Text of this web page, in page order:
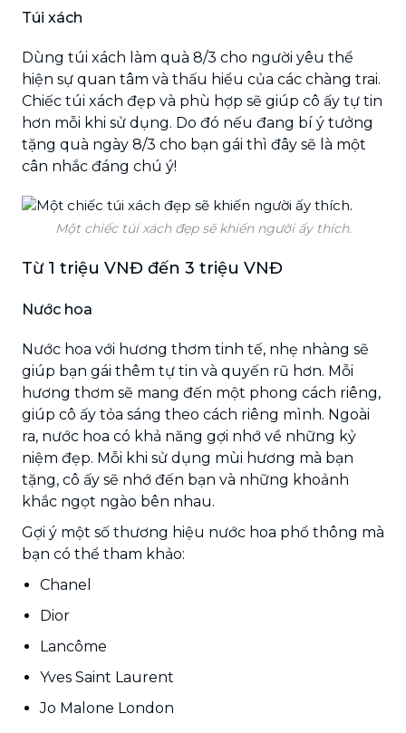
Túi xách
Dùng túi xách làm quà 8/3 cho người yêu thể
hiện sự quan tâm và thấu hiểu của các chàng trai.
Chiếc túi xách đẹp và phù hợp sẽ giúp cô ấy tự tin
hơn mỗi khi sử dụng. Do đó nếu đang bí ý tưởng
tặng quà ngày 8/3 cho bạn gái thì đây sẽ là một
cân nhắc đáng chú ý!
Một chiếc túi xách đẹp sẽ khiến người ấy thích.
Từ 1 triệu VNĐ đến 3 triệu VNĐ
Nước hoa
Nước hoa với hương thơm tinh tế, nhẹ nhàng sẽ
giúp bạn gái thêm tự tin và quyến rũ hơn. Mỗi
hương thơm sẽ mang đến một phong cách riêng,
giúp cô ấy tỏa sáng theo cách riêng mình. Ngoài
ra, nước hoa có khả năng gợi nhớ về những kỷ
niệm đẹp. Mỗi khi sử dụng mùi hương mà bạn
tặng, cô ấy sẽ nhớ đến bạn và những khoảnh
khắc ngọt ngào bên nhau.
Gợi ý một số thương hiệu nước hoa phổ thông mà
bạn có thể tham khảo:
Chanel
Dior
Lancôme
Yves Saint Laurent
Jo Malone London